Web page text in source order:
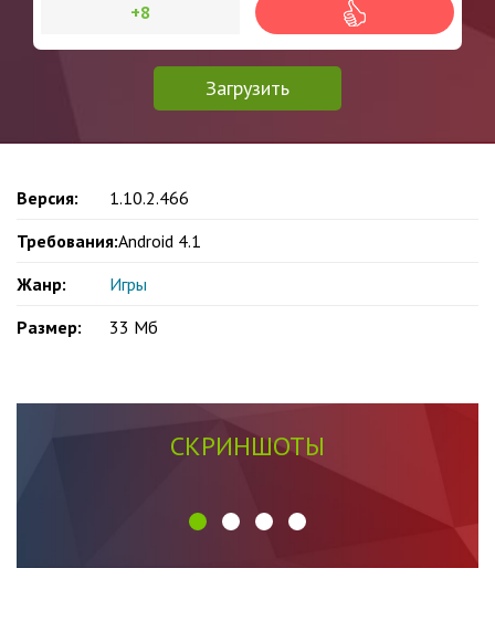
Загрузить
+8
Версия:
1.10.2.466
Требования:Android 4.1
Жанр:
Игры
Размер:
33 Мб
СКРИНШОТЫ